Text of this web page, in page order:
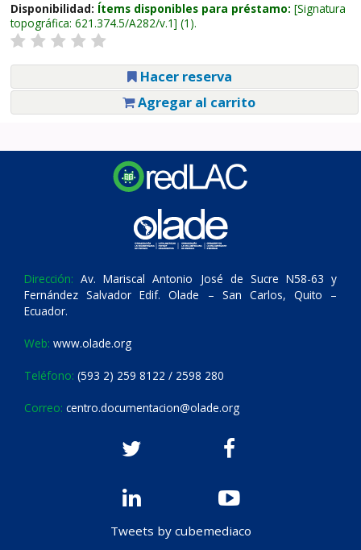
Disponibilidad: Ítems disponibles para préstamo: Signatura
topográfica: 621.374.5/A282/v.1 (1).
Hacer reserva
Agregar al carrito
Dirección: Av. Mariscal Antonio José de Sucre N58-63 y
Fernández Salvador Edif. Olade – San Carlos, Quito –
Ecuador.
Web: www.olade.org
Teléfono: (593 2) 259 8122 / 2598 280
Correo: centro.documentacion@olade.org
Tweets by cubemediaco